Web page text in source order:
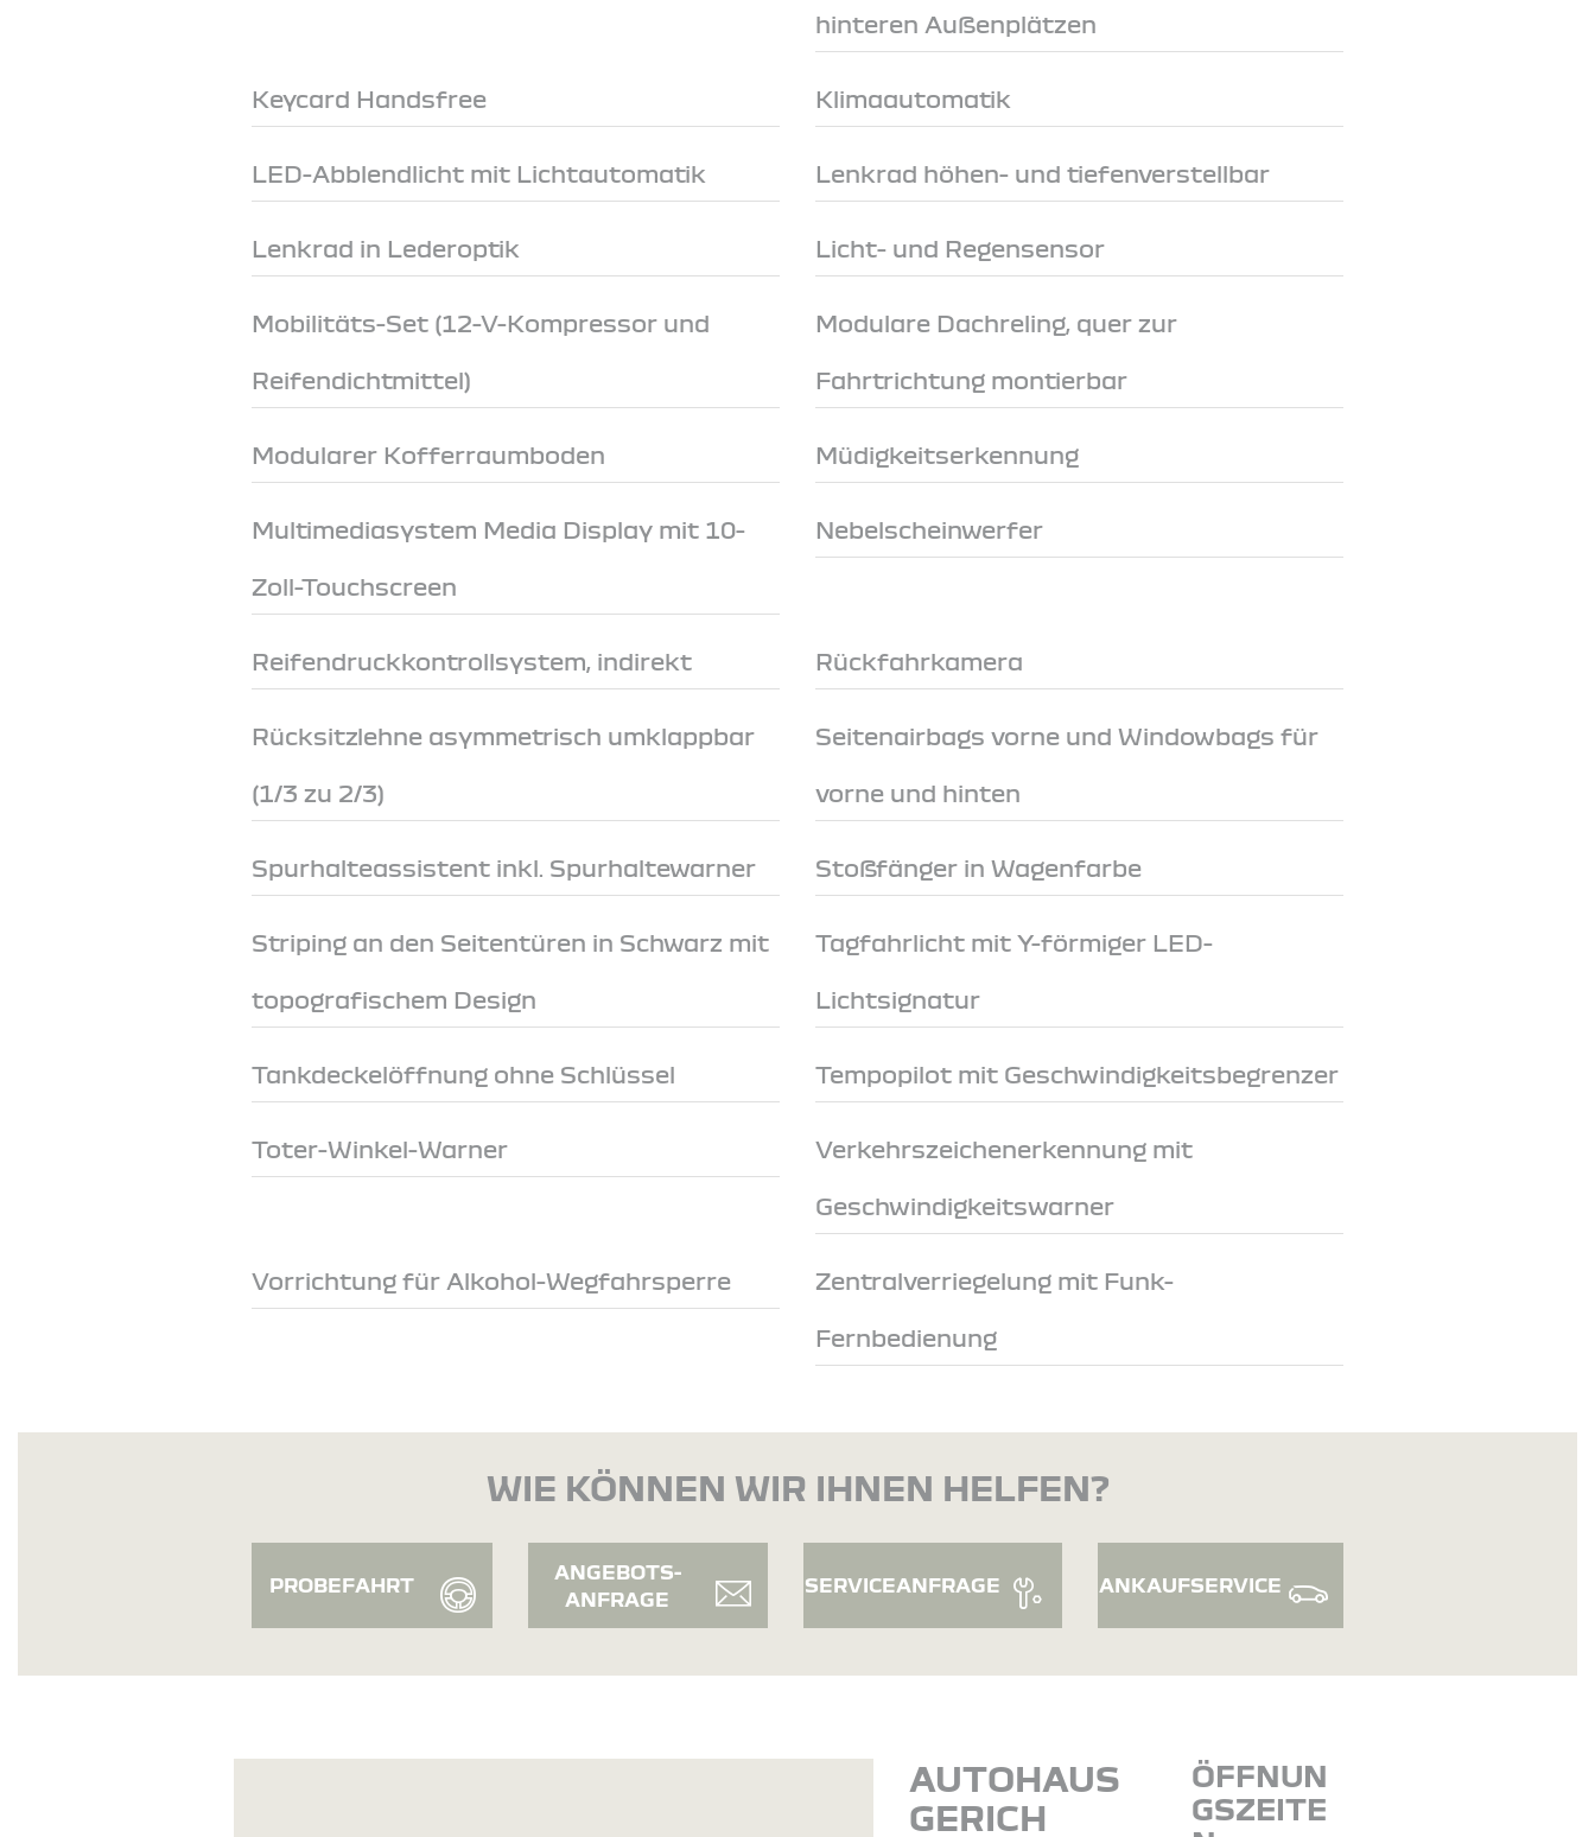
hinteren Außenplätzen
Keycard Handsfree Klimaautomatik
LED-Abblendlicht mit Lichtautomatik Lenkrad höhen- und tiefenverstellbar
Lenkrad in Lederoptik Licht- und Regensensor
Mobilitäts-Set (12-V-Kompressor und
Reifendichtmittel)
Modulare Dachreling, quer zur
Fahrtrichtung montierbar
Modularer Kofferraumboden Müdigkeitserkennung
Multimediasystem Media Display mit 10-
Zoll-Touchscreen
Nebelscheinwerfer
Reifendruckkontrollsystem, indirekt Rückfahrkamera
Rücksitzlehne asymmetrisch umklappbar
(1/3 zu 2/3)
Seitenairbags vorne und Windowbags für
vorne und hinten
Spurhalteassistent inkl. Spurhaltewarner Stoßfänger in Wagenfarbe
Striping an den Seitentüren in Schwarz mit
topografischem Design
Tagfahrlicht mit Y-förmiger LED-
Lichtsignatur
Tankdeckelöffnung ohne Schlüssel Tempopilot mit Geschwindigkeitsbegrenzer
Toter-Winkel-Warner Verkehrszeichenerkennung mit
Geschwindigkeitswarner
Vorrichtung für Alkohol-Wegfahrsperre Zentralverriegelung mit Funk-
Fernbedienung
WIE KÖNNEN WIR IHNEN HELFEN?
PROBEFAHRT
ANGEBOTS-
ANFRAGE
SERVICEANFRAGE ANKAUFSERVICE
AUTOHAUS
GERICH
ÖFFNUN
GSZEITE